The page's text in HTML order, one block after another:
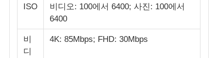
ISO
비디오: 100에서 6400; 사진: 100에서
6400
비
디
4K: 85Mbps; FHD: 30Mbps